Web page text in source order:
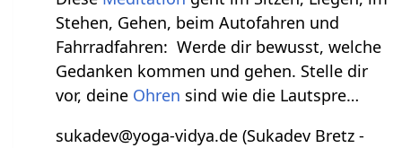
Stehen, Gehen, beim Autofahren und
Fahrradfahren: Werde dir bewusst, welche
Gedanken kommen und gehen. Stelle dir
vor, deine Ohren sind wie die Lautspre…
sukadev@yoga-vidya.de (Sukadev Bretz -